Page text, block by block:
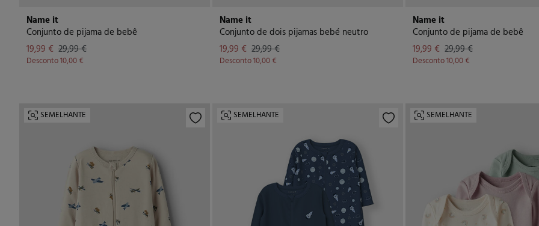
Name it
Conjunto de pijama de bebê
19,99 € 29,99 €
Desconto10,00 €
Name it
Conjunto de dois pijamas bebé neutro
19,99 € 29,99 €
Desconto10,00 €
Name it
Conjunto de pijama de bebê
19,99 € 29,99 €
Desconto10,00 €
SEMELHANTE SEMELHANTE SEMELHANTE